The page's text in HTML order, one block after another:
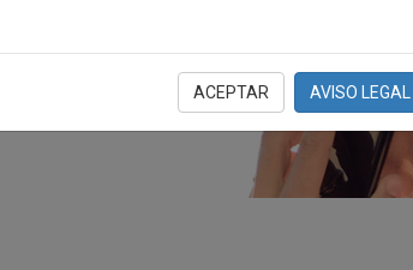
ACEPTAR AVISO LEGAL